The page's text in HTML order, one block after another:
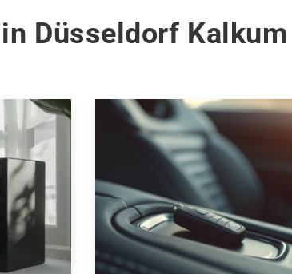
Düsseldorf Kalkum